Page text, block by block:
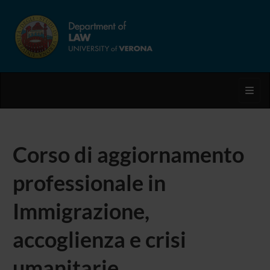
Corso di aggiornamento
professionale in
Immigrazione,
accoglienza e crisi